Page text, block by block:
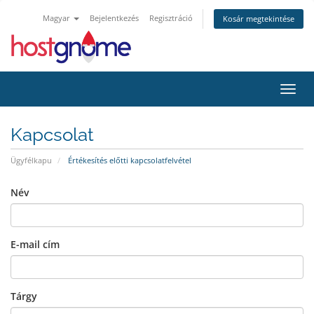
Magyar Bejelentkezés Regisztráció Kosár megtekintése
Kapcsolat
Ügyfélkapu Értékesítés előtti kapcsolatfelvétel
Név
E-mail cím
Tárgy